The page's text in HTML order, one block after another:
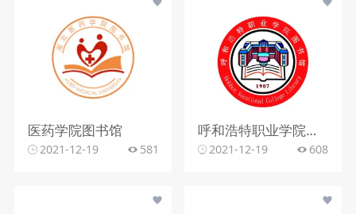
医药学院图书馆
2021-12-19 581
呼和浩特职业学院图书馆
2021-12-19 608